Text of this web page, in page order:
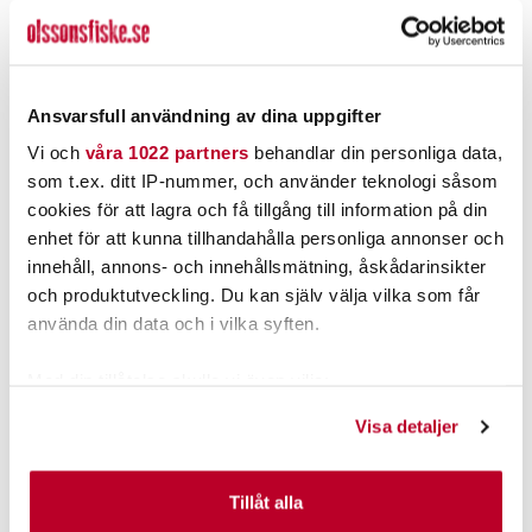
Ansvarsfull användning av dina uppgifter
Vi och våra 1022 partners behandlar din personliga data,
som t.ex. ditt IP-nummer, och använder teknologi såsom
cookies för att lagra och få tillgång till information på din
enhet för att kunna tillhandahålla personliga annonser och
innehåll, annons- och innehållsmätning, åskådarinsikter
och produktutveckling. Du kan själv välja vilka som får
använda din data och i vilka syften.
Identifiera din enhet genom att aktivt skanna den för
specifika kännetecken (fingeravtryck)
Visa detaljer
Tillåt alla
PRODUKTBESKRIVNING
POPULÄRT JUST NU